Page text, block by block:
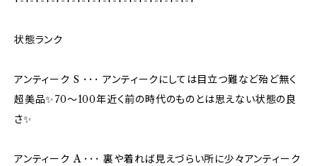
状態ランク
アンティーク S ･･･ アンティークにしては目立つ難など殆ど無く
超美品✨70〜100年近く前の時代のものとは思えない状態の良
さ✨
アンティーク A ･･･ 裏や着れば見えづらい所に少々アンティーク